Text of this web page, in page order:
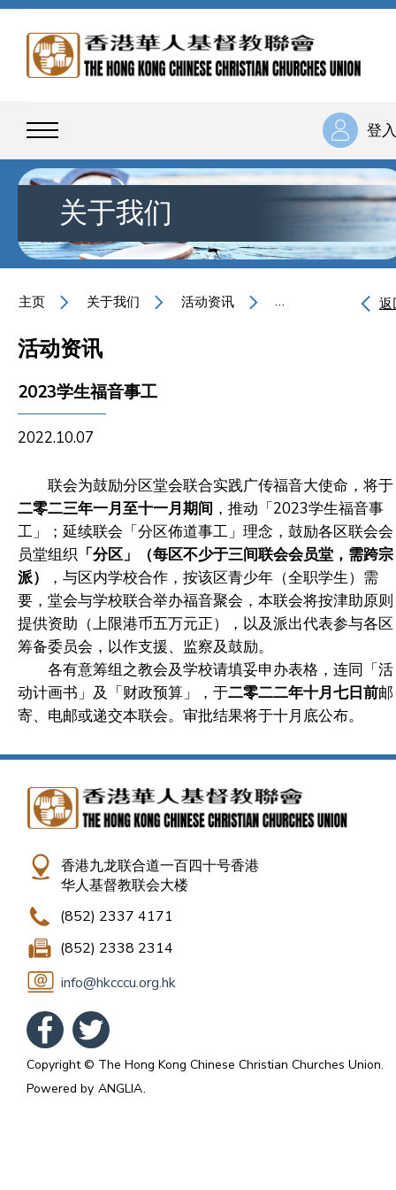
登入
关于我们
主页 关于我们 活动资讯 2023学生福音事工返
活动资讯
2023学生福音事工
2022.10.07
联会为鼓励分区堂会联合实践广传福音大使命，将于
二零二三年一月至十一月期间 ，推动「2023学生福音事
工」；延续联会「分区佈道事工」理念，鼓励各区联会会
员堂组织 「分区」
（每区不少于三间联会会员堂，需跨宗
派）
，与区内学校合作，按该区青少年（全职学生）需
要，堂会与学校联合举办福音聚会，本联会将按津助原则
提供资助（上限港币五万元正），以及派出代表参与各区
筹备委员会，以作支援、监察及鼓励。
各有意筹组之教会及学校请填妥申办表格，连同「活
动计画书」及「财政预算」，于二零二二年十月七日前邮
寄、电邮或递交本联会。审批结果将于十月底公布。
香港九龙联合道一百四十号香港
华人基督教联会大楼
(852) 2337 4171
(852) 2338 2314
info@hkcccu.org.hk
Copyright © The Hong Kong Chinese Christian Churches Union.
Powered by ANGLIA.